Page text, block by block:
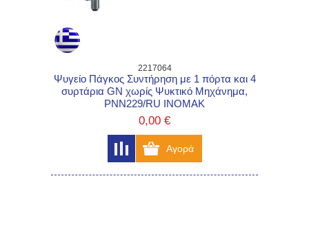
2217064
Ψυγείο Πάγκος Συντήρηση με 1 πόρτα και 4
συρτάρια GN χωρίς Ψυκτικό Μηχάνημα,
PNN229/RU INOMAK
0,00 €